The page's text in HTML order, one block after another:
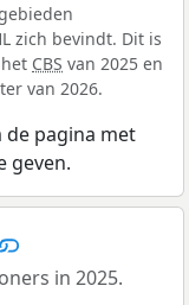
zich bevindt. Dit is
CBS van 2025 en
van 2026.
de pagina met
geven.
in 2025.